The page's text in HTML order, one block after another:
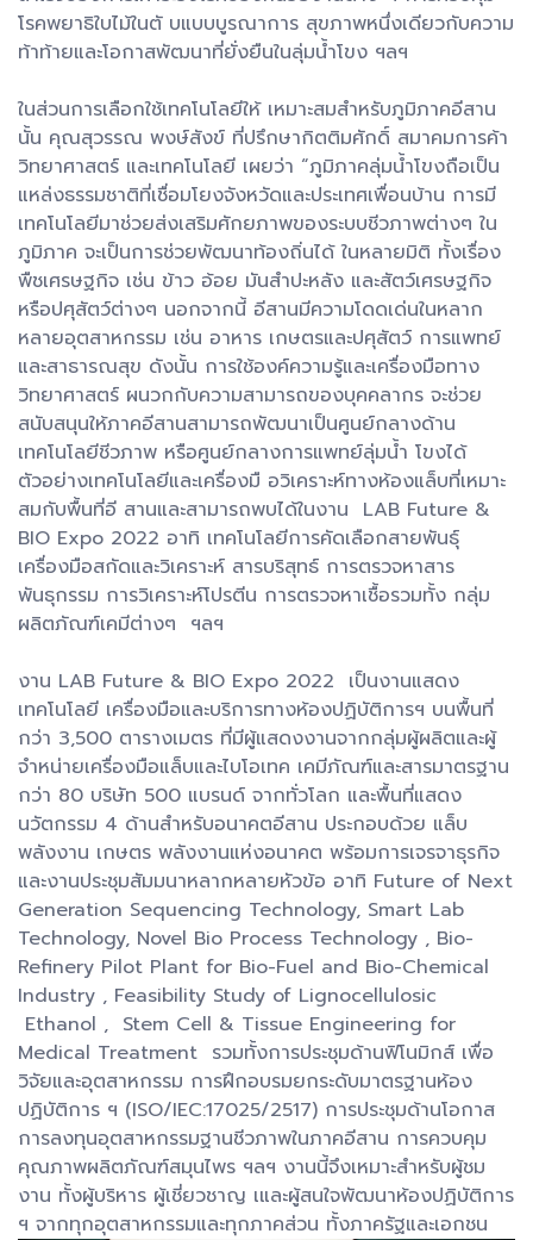
โรคพยาธิใบไม้ในตั บแบบบูรณาการ สุขภาพหนึ่งเดียวกับความ
ท้าท้ายและโอกาสพัฒนาที่ยั่งยืนในลุ่มน้ำโขง ฯลฯ
ในส่วนการเลือกใช้เทคโนโลยีให้ เหมาะสมสำหรับภูมิภาคอีสาน
นั้น คุณสุวรรณ พงษ์สังข์ ที่ปรึกษากิตติมศักดิ์ สมาคมการค้า
วิทยาศาสตร์ และเทคโนโลยี เผยว่า “ภูมิภาคลุ่มน้ำโขงถือเป็น
แหล่งธรรมชาติที่เชื่อมโยงจังหวัดและประเทศเพื่อนบ้าน การมี
เทคโนโลยีมาช่วยส่งเสริมศักยภาพของระบบชีวภาพต่างๆ ใน
ภูมิภาค จะเป็นการช่วยพัฒนาท้องถิ่นได้ ในหลายมิติ ทั้งเรื่อง
พืชเศรษฐกิจ เช่น ข้าว อ้อย มันสำปะหลัง และสัตว์เศรษฐกิจ
หรือปศุสัตว์ต่างๆ นอกจากนี้ อีสานมีความโดดเด่นในหลาก
หลายอุตสาหกรรม เช่น อาหาร เกษตรและปศุสัตว์ การแพทย์
และสาธารณสุข ดังนั้น การใช้องค์ความรู้และเครื่องมือทาง
วิทยาศาสตร์ ผนวกกับความสามารถของบุคคลากร จะช่วย
สนับสนุนให้ภาคอีสานสามารถพัฒนาเป็นศูนย์กลางด้าน
เทคโนโลยีชีวภาพ หรือศูนย์กลางการแพทย์ลุ่มน้ำ โขงได้
ตัวอย่างเทคโนโลยีและเครื่องมื อวิเคราะห์ทางห้องแล็บที่เหมาะ
สมกับพื้นที่อี สานและสามารถพบได้ในงาน LAB Future &
BIO Expo 2022 อาทิ เทคโนโลยีการคัดเลือกสายพันธุ์
เครื่องมือสกัดและวิเคราะห์ สารบริสุทธ์ การตรวจหาสาร
พันธุกรรม การวิเคราะห์โปรตีน การตรวจหาเชื้อรวมทั้ง กลุ่ม
ผลิตภัณฑ์เคมีต่างๆ ฯลฯ
งาน LAB Future & BIO Expo 2022 เป็นงานแสดง
เทคโนโลยี เครื่องมือและบริการทางห้องปฏิบัติการฯ บนพื้นที่
กว่า 3,500 ตารางเมตร ที่มีผู้แสดงงานจากกลุ่มผู้ผลิตและผู้
จำหน่ายเครื่องมือแล็บและไบโอเทค เคมีภัณฑ์และสารมาตรฐาน
กว่า 80 บริษัท 500 แบรนด์ จากทั่วโลก และพื้นที่แสดง
นวัตกรรม 4 ด้านสำหรับอนาคตอีสาน ประกอบด้วย แล็บ
พลังงาน เกษตร พลังงานแห่งอนาคต พร้อมการเจรจาธุรกิจ
และงานประชุมสัมมนาหลากหลายหัวข้อ อาทิ Future of Next
Generation Sequencing Technology, Smart Lab
Technology, Novel Bio Process Technology , Bio-
Refinery Pilot Plant for Bio-Fuel and Bio-Chemical
Industry , Feasibility Study of Lignocellulosic
Ethanol , Stem Cell & Tissue Engineering for
Medical Treatment รวมทั้งการประชุมด้านฟิโนมิกส์ เพื่อ
วิจัยและอุตสาหกรรม การฝึกอบรมยกระดับมาตรฐานห้อง
ปฏิบัติการ ฯ (ISO/IEC:17025/2517) การประชุมด้านโอกาส
การลงทุนอุตสาหกรรมฐานชีวภาพในภาคอีสาน การควบคุม
คุณภาพผลิตภัณฑ์สมุนไพร ฯลฯ งานนี้จึงเหมาะสำหรับผู้ชม
งาน ทั้งผู้บริหาร ผู้เชี่ยวชาญ เและผู้สนใจพัฒนาห้องปฏิบัติการ
ฯ จากทุกอุตสาหกรรมและทุกภาคส่วน ทั้งภาครัฐและเอกชน